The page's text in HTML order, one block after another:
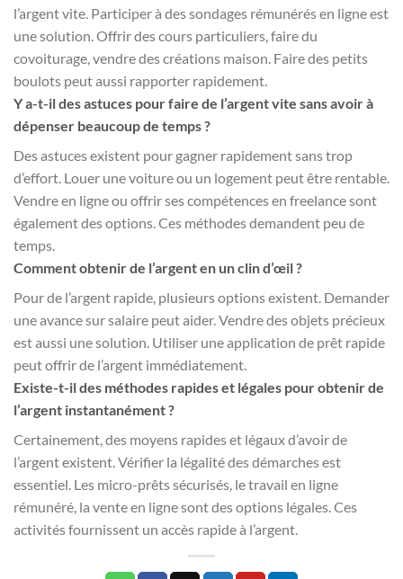
l’argent vite. Participer à des sondages rémunérés en ligne est
une solution. Offrir des cours particuliers, faire du
covoiturage, vendre des créations maison. Faire des petits
boulots peut aussi rapporter rapidement.
Y a-t-il des astuces pour faire de l’argent vite sans avoir à
dépenser beaucoup de temps ?
Des astuces existent pour gagner rapidement sans trop
d’effort. Louer une voiture ou un logement peut être rentable.
Vendre en ligne ou offrir ses compétences en freelance sont
également des options. Ces méthodes demandent peu de
temps.
Comment obtenir de l’argent en un clin d’œil ?
Pour de l’argent rapide, plusieurs options existent. Demander
une avance sur salaire peut aider. Vendre des objets précieux
est aussi une solution. Utiliser une application de prêt rapide
peut offrir de l’argent immédiatement.
Existe-t-il des méthodes rapides et légales pour obtenir de
l’argent instantanément ?
Certainement, des moyens rapides et légaux d’avoir de
l’argent existent. Vérifier la légalité des démarches est
essentiel. Les micro-prêts sécurisés, le travail en ligne
rémunéré, la vente en ligne sont des options légales. Ces
activités fournissent un accès rapide à l’argent.